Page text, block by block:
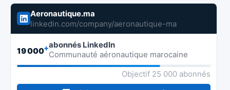
Aeronautique.ma
linkedin.com/company/aeronautique-ma
19 000+abonnés LinkedIn
Communauté aéronautique marocaine
Objectif 25 000 abonnés